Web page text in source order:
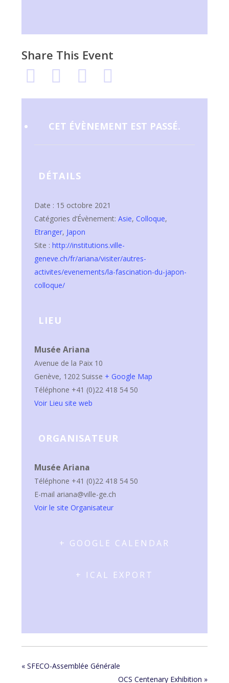
Share This Event
CET ÉVÈNEMENT EST PASSÉ.
DÉTAILS
Date : 15 octobre 2021
Catégories d’Évènement: Asie, Colloque,
Etranger, Japon
Site : http://institutions.ville-
geneve.ch/fr/ariana/visiter/autres-
activites/evenements/la-fascination-du-japon-
colloque/
LIEU
Musée Ariana
Avenue de la Paix 10
Genève, 1202 Suisse + Google Map
Téléphone +41 (0)22 418 54 50
Voir Lieu site web
ORGANISATEUR
Musée Ariana
Téléphone +41 (0)22 418 54 50
E-mail ariana@ville-ge.ch
Voir le site Organisateur
+ GOOGLE CALENDAR
+ ICAL EXPORT
«SFECO-Assemblée Générale
OCS Centenary Exhibition »